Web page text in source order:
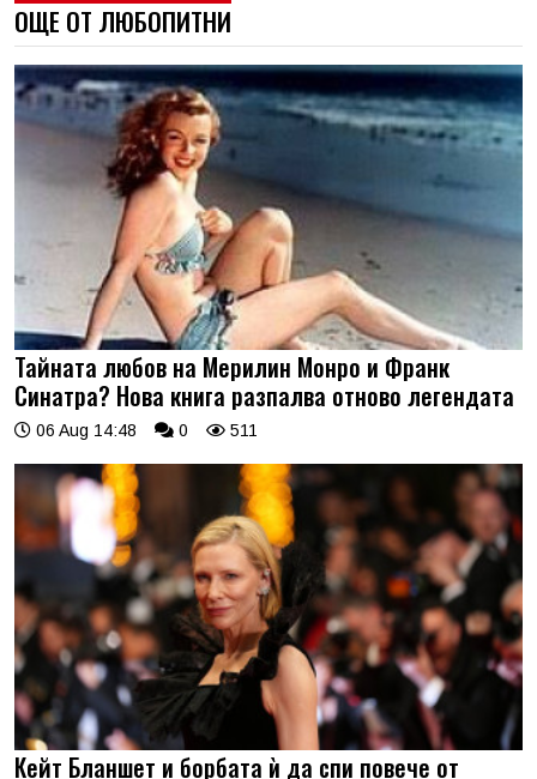
ОЩЕ ОТ ЛЮБОПИТНИ
Тайната любов на Мерилин Монро и Франк
Синатра? Нова книга разпалва отново легендата
06 Aug 14:48 0 511
Кейт Бланшет и борбата ѝ да спи повече от